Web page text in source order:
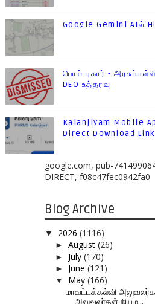
Google Gemini AIல்
பொய் புகார் -
DEO உத்தரவு
Kalanjiyam Mobile
Direct Download Link
google.com, pub-
DIRECT, f08c47fec0942fa0
Blog Archive
▼ 2026 (1116)
► August (26)
► July (170)
► June (121)
▼ May (166)
மாவட்டக்கல்வி
அலுவலர்கள் நியம...